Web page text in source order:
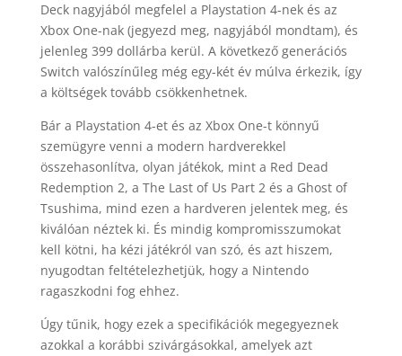
Deck nagyjából megfelel a Playstation 4-nek és az
Xbox One-nak (jegyezd meg, nagyjából mondtam), és
jelenleg 399 dollárba kerül. A következő generációs
Switch valószínűleg még egy-két év múlva érkezik, így
a költségek tovább csökkenhetnek.
Bár a Playstation 4-et és az Xbox One-t könnyű
szemügyre venni a modern hardverekkel
összehasonlítva, olyan játékok, mint a Red Dead
Redemption 2, a The Last of Us Part 2 és a Ghost of
Tsushima, mind ezen a hardveren jelentek meg, és
kiválóan néztek ki. És mindig kompromisszumokat
kell kötni, ha kézi játékról van szó, és azt hiszem,
nyugodtan feltételezhetjük, hogy a Nintendo
ragaszkodni fog ehhez.
Úgy tűnik, hogy ezek a specifikációk megegyeznek
azokkal a korábbi szivárgásokkal, amelyek azt